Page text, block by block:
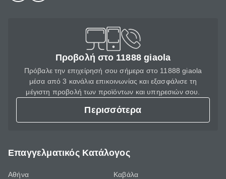
Προβολή στο 11888 giaola
Πρόβαλε την επιχείρησή σου σήμερα στο 11888 giaola
μέσα από 3 κανάλια επικοινωνίας και εξασφάλισε τη
μέγιστη προβολή των προϊόντων και υπηρεσιών σου.
Περισσότερα
Επαγγελματικός Κατάλογος
Αθήνα
Καβάλα